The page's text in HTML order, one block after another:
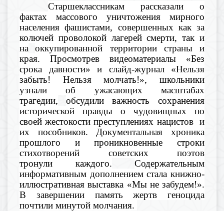
Старшеклассникам рассказали о
фактах массового уничтожения мирного
населения фашистами, совершенных как за
колючей проволокой лагерей смерти, так и
на
оккупированной территориистраны и
края. Просмотрев видеоматериалы «Без
срока давности» и слайд-журнал «Нельзя
забыть! Нельзя молчать!», школьники
узнали об ужасающих масштабах
трагедии,
обсудили важность сохранения
исторической правды о чудовищных по
своей жестокостипреступлениях нацистов и
их пособников. Документальная хроника
прошлого ипроникновенные строки
стихотворений советских поэтов
тронули каждого.
Содержательным
информативным дополнением стала книжно-
иллюстративная выставка «Мы не забудем!».
В завершении память жертв геноцида
почтили минутой молчания.